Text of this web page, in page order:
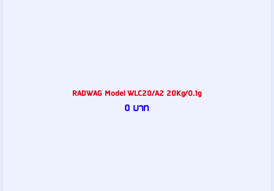
RADWAG Model WLC20/A2 20Kg/0.1g
0 บาท